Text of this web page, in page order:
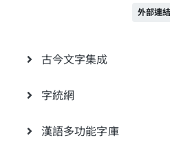
外部連結
古今文字集成
字統網
漢語多功能字庫